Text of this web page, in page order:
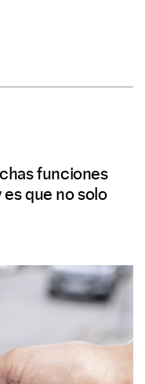
funciones
que no solo